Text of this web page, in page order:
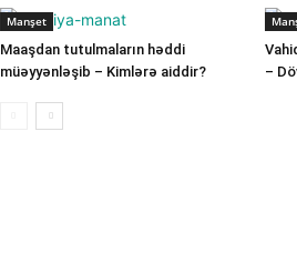
Manşet
Maaşdan tutulmaların həddi
müəyyənləşib – Kimlərə aiddir?
–